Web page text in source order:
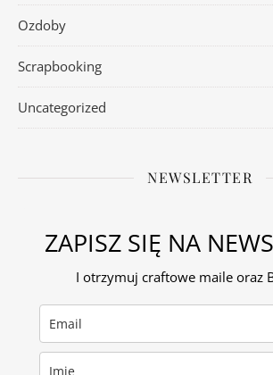
Ozdoby
Scrapbooking
Uncategorized
NEWSLETTER
ZAPISZ SIĘ NA
I otrzymuj craftowe maile oraz